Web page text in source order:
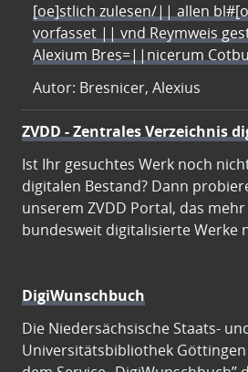
[oe]stlich zulesen/|| allen
vorfasset || vnd Reymweis
Alexium Bres=||nicerum
Autor: Bresnicer, Alexius
ZVDD - Zentrales Verzeichnis
Ist Ihr gesuchtes Werk noch
digitalen Bestand? Dann
unserem ZVDD Portal, das mehr
bundesweit digitalisierte Werke
DigiWunschbuch
Die Niedersächsische Staats-
Universitätsbibliothek